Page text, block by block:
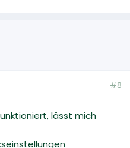
#8
lässt mich